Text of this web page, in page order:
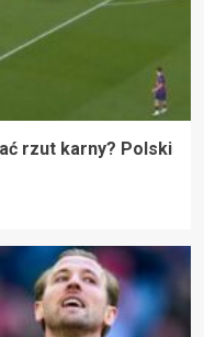
rzut karny? Polski